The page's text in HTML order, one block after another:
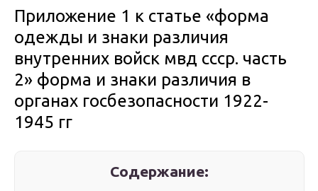
Приложение 1 к статье «форма
одежды и знаки различия
внутренних войск мвд ссср. часть
2» форма и знаки различия в
органах госбезопасности 1922-
1945 гг
Содержание: